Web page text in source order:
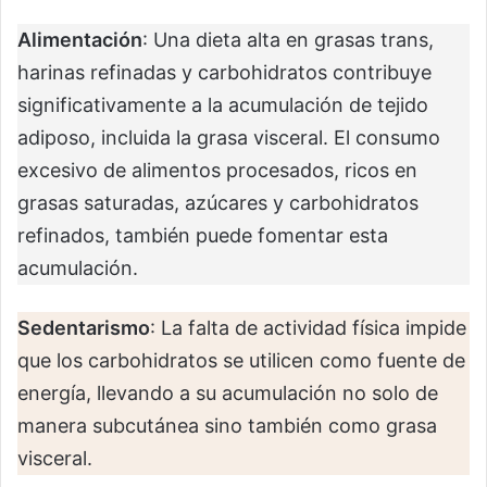
Alimentación: Una dieta alta en grasas trans,
harinas refinadas y carbohidratos contribuye
significativamente a la acumulación de tejido
adiposo, incluida la grasa visceral. El consumo
excesivo de alimentos procesados, ricos en
grasas saturadas, azúcares y carbohidratos
refinados, también puede fomentar esta
acumulación.
Sedentarismo: La falta de actividad física impide
que los carbohidratos se utilicen como fuente de
energía, llevando a su acumulación no solo de
manera subcutánea sino también como grasa
visceral.